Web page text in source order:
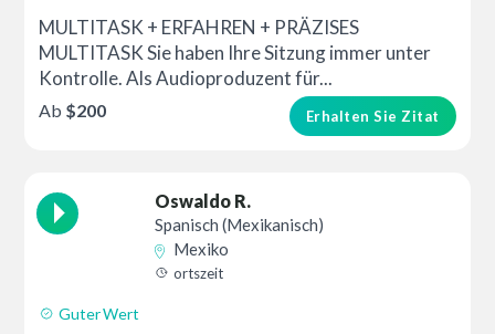
MULTITASK + ERFAHREN + PRÄZISES
MULTITASK Sie haben Ihre Sitzung immer unter
Kontrolle. Als Audioproduzent für...
Erhalten Sie Zitat
Ab $200
Oswaldo R.
Spanisch (Mexikanisch)
Mexiko
ortszeit
Guter Wert